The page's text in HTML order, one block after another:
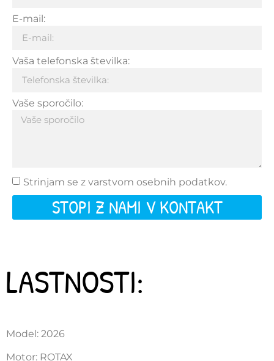
E-mail:
Vaša telefonska številka:
Vaše sporočilo:
Strinjam se z varstvom osebnih podatkov.
STOPI Z NAMI V KONTAKT
LASTNOSTI:
Model: 2026
Motor: ROTAX